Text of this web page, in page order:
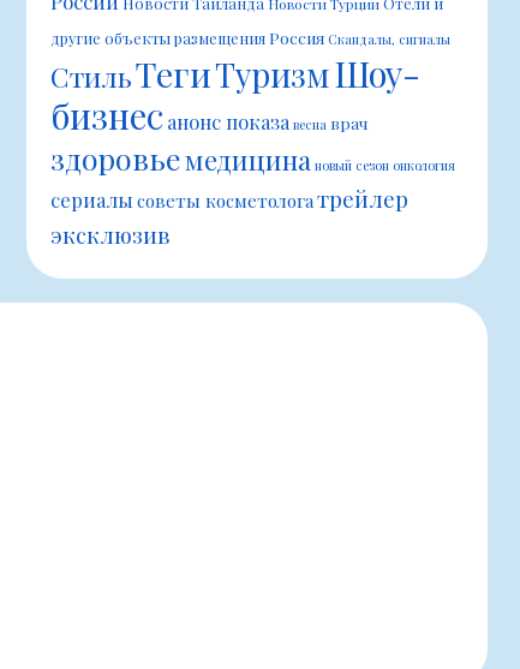
другие объекты размещенияРоссия Скандалы, сигналы
СтильТегиТуризмШоу-
бизнес анонс показа весна врач
здоровьемедицина новый сезон онкология
сериалы советы косметологатрейлер
эксклюзив